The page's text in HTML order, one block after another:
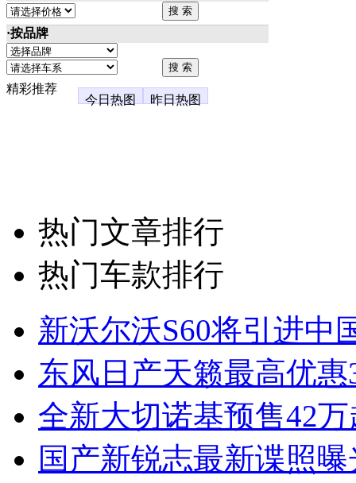
·按品牌
精彩推荐
今日热图
昨日热图
热门文章排行
热门车款排行
新沃尔沃S60将引进中
东风日产天籁最高优
全新大切诺基预售42
国产新锐志最新谍照